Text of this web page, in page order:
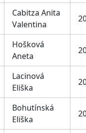
Cabitza Anita
Valentina
Hošková
Aneta
Lacinová
Eliška
Bohutínská
Eliška